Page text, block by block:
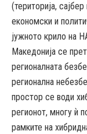
(територија,
економски и
јужното крило на
Македонија се
регионалната
регионална
простор се води
регионот, многу ѝ
рамките на